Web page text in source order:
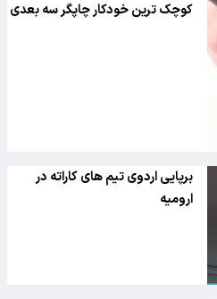
کوچک ترین خودکار چاپگر سه بعدی
برپایی اردوی تیم های کاراته در
ارومیه